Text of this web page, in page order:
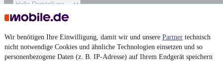
Wir benötigen Ihre Einwilligung, damit wir und unsere Partner technisch
nicht notwendige Cookies und ähnliche Technologien einsetzen und so
personenbezogene Daten (z. B. IP-Adresse) auf Ihrem Endgerät speichern